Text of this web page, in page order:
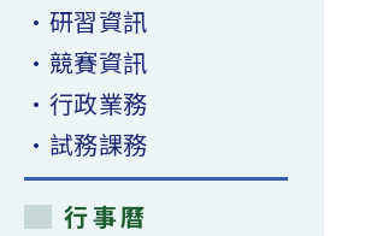
•研習資訊
•競賽資訊
•行政業務
•試務課務
行事曆